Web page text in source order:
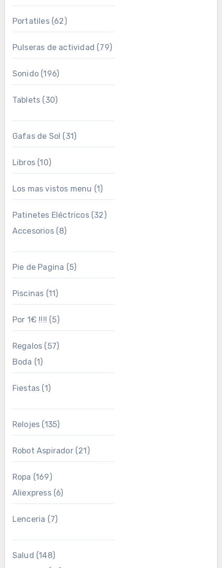
Portatiles(62)
Pulseras de actividad (79)
Sonido(196)
Tablets (30)
Gafas de Sol (31)
Libros(10)
Los mas vistos menu (1)
Patinetes Eléctricos(32)
Accesorios(8)
Pie de Pagina (5)
Piscinas (11)
Por 1€ !!!! (5)
Regalos (57)
Boda (1)
Fiestas (1)
Relojes (135)
Robot Aspirador(21)
Ropa (169)
Aliexpress(6)
Lenceria (7)
Salud (148)